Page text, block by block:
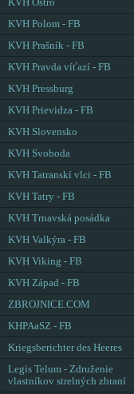
KVH Ostrô
KVH Polom - FB
KVH Prašník - FB
KVH Pravda víťazí - FB
KVH Pressburg
KVH Prievidza - FB
KVH Slovensko
KVH Svoboda
KVH Tatranskí vlci - FB
KVH Tatry - FB
KVH Trnavská posádka
KVH Valkýra - FB
KVH Viking - FB
KVH Západ - FB
ZBROJNICE.COM
KHPAaSZ - FB
Kriegsberichter des Heeres
Legis Telum - Združenie
vlastníkov strelných zbraní